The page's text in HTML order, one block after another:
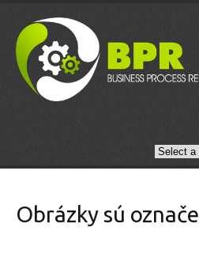
Obrázky sú